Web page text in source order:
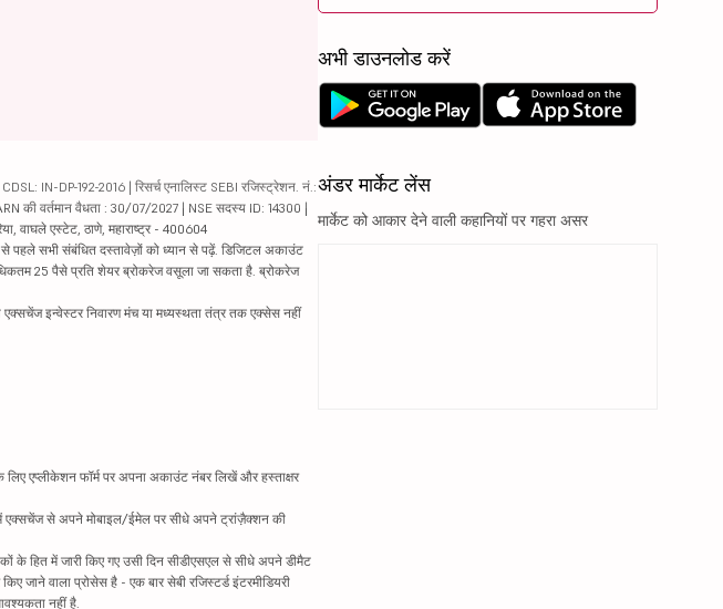
IN-DP-192-2016 | रिसर्च एनालिस्ट SEBI रजिस्ट्रेशन. नं.:
की वर्तमान वैधता : 30/07/2027 | NSE सदस्य ID: 14300 |
वाघले एस्टेट, ठाणे, महाराष्ट्र - 400604
से पहले सभी संबंधित दस्तावेज़ों को ध्यान से पढ़ें. डिजिटल अकाउंट
25 पैसे प्रति शेयर ब्रोकरेज वसूला जा सकता है. ब्रोकरेज
इन्वेस्टर निवारण मंच या मध्यस्थता तंत्र तक एक्सेस नहीं
एप्लीकेशन फॉर्म पर अपना अकाउंट नंबर लिखें और हस्ताक्षर
से अपने मोबाइल/ईमेल पर सीधे अपने ट्रांज़ैक्शन की
के हित में जारी किए गए उसी दिन सीडीएसएल से सीधे अपने डीमैट
जाने वाला प्रोसेस है - एक बार सेबी रजिस्टर्ड इंटरमीडियरी
नहीं है.
अभी डाउनलोड करें
अंडर मार्केट लेंस
मार्केट को आकार देने वाली कहानियों पर गहरा असर